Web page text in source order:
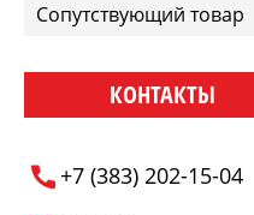
Сопутствующий товар
КОНТАКТЫ
+7 (383) 202-15-04